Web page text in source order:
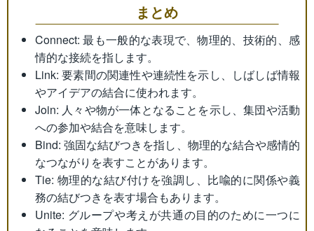
まとめ
Connect: 最も一般的な表現で、物理的、技術的、感
情的な接続を指します。
Link: 要素間の関連性や連続性を示し、しばしば情報
やアイデアの結合に使われます。
Join: 人々や物が一体となることを示し、集団や活動
への参加や結合を意味します。
Bind: 強固な結びつきを指し、物理的な結合や感情的
なつながりを表すことがあります。
Tie: 物理的な結び付けを強調し、比喩的に関係や義
務の結びつきを表す場合もあります。
Unite: グループや考えが共通の目的のために一つに